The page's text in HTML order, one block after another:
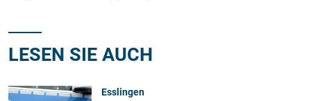
LESEN SIE AUCH
Esslingen